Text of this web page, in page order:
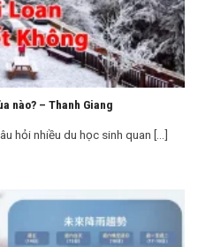
nào? – Thanh Giang
hỏi nhiều du học sinh quan [...]